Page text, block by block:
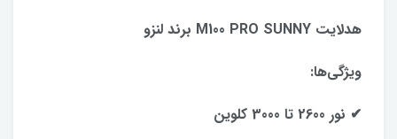
هدلایت M100 PRO SUNNY برند لنزو
ویژگی‌ها:
✔ نور 2600 تا 3000 کلوین